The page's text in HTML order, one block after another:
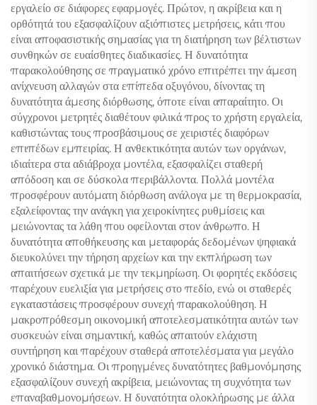
εργαλείο σε διάφορες εφαρμογές. Πρώτον, η ακρίβεια και η
ορθότητά του εξασφαλίζουν αξιόπιστες μετρήσεις, κάτι που
είναι αποφασιστικής σημασίας για τη διατήρηση των βέλτιστων
συνθηκών σε ευαίσθητες διαδικασίες. Η δυνατότητα
παρακολούθησης σε πραγματικό χρόνο επιτρέπει την άμεση
ανίχνευση αλλαγών στα επίπεδα οξυγόνου, δίνοντας τη
δυνατότητα άμεσης διόρθωσης, όποτε είναι απαραίτητο. Οι
σύγχρονοι μετρητές διαθέτουν φιλικά προς το χρήστη εργαλεία,
καθιστώντας τους προσβάσιμους σε χειριστές διαφόρων
επιπέδων εμπειρίας. Η ανθεκτικότητα αυτών των οργάνων,
ιδιαίτερα στα αδιάβροχα μοντέλα, εξασφαλίζει σταθερή
απόδοση και σε δύσκολα περιβάλλοντα. Πολλά μοντέλα
προσφέρουν αυτόματη διόρθωση ανάλογα με τη θερμοκρασία,
εξαλείφοντας την ανάγκη για χειροκίνητες ρυθμίσεις και
μειώνοντας τα λάθη που οφείλονται στον άνθρωπο. Η
δυνατότητα αποθήκευσης και μεταφοράς δεδομένων ψηφιακά
διευκολύνει την τήρηση αρχείων και την εκπλήρωση των
απαιτήσεων σχετικά με την τεκμηρίωση. Οι φορητές εκδόσεις
παρέχουν ευελιξία για μετρήσεις στο πεδίο, ενώ οι σταθερές
εγκαταστάσεις προσφέρουν συνεχή παρακολούθηση. Η
μακροπρόθεσμη οικονομική αποτελεσματικότητα αυτών των
συσκευών είναι σημαντική, καθώς απαιτούν ελάχιστη
συντήρηση και παρέχουν σταθερά αποτελέσματα για μεγάλο
χρονικό διάστημα. Οι προηγμένες δυνατότητες βαθμονόμησης
εξασφαλίζουν συνεχή ακρίβεια, μειώνοντας τη συχνότητα των
επαναβαθμονομήσεων. Η δυνατότητα ολοκλήρωσης με άλλα